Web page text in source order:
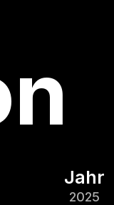
Jahr
2025